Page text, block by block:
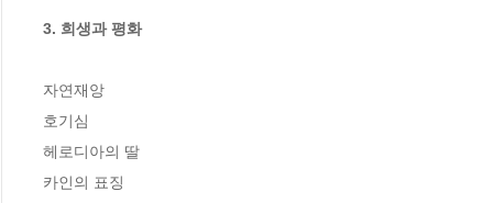
3. 희생과 평화
자연재앙
호기심
헤로디아의 딸
카인의 표징